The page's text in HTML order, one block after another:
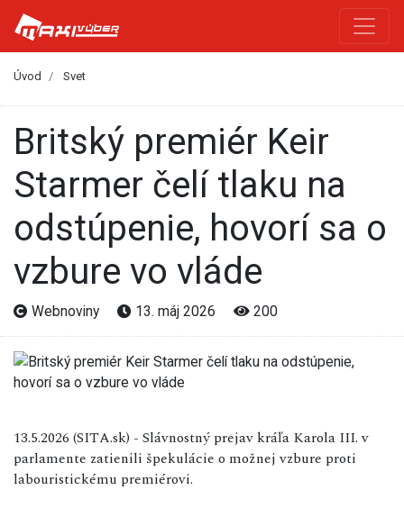
Úvod Svet
Britský premiér Keir
Starmer čelí tlaku na
odstúpenie, hovorí sa o
vzbure vo vláde
Webnoviny 13. máj 2026 200
13.5.2026 (SITA.sk) - Slávnostný prejav kráľa Karola III. v
parlamente zatienili špekulácie o možnej vzbure proti
labouristickému premiérovi.